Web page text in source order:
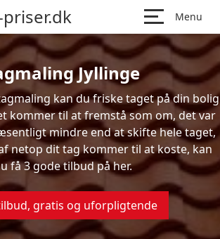
Menu
Jyllinge
kan du friske taget på din bolig
kommer til at fremstå som om, det var
mindre end at skifte hele taget,
netop dit tag kommer til at koste, kan
få 3 gode tilbud på her.
gratis og uforpligtende